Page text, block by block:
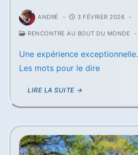
ANDRÉ - 3 FÉVRIER 2026 -
RENCONTRE AU BOUT DU MONDE -
Une expérience exceptionnelle.
Les mots pour le dire
LIRE LA SUITE →